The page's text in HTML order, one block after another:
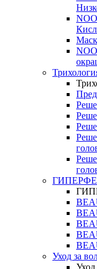
Уход за